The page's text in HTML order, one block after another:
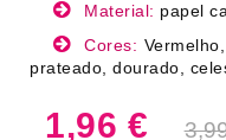
Material: papel
Cores:
prateado, dourado,
1,96 €